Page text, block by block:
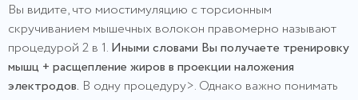
Вы видите, что миостимуляцию с торсионным
скручиванием мышечных волокон правомерно называют
процедурой 2 в 1. Иными словами Вы получаете тренировку
мышц + расщепление жиров в проекции наложения
электродов. В одну процедуру>. Однако важно понимать